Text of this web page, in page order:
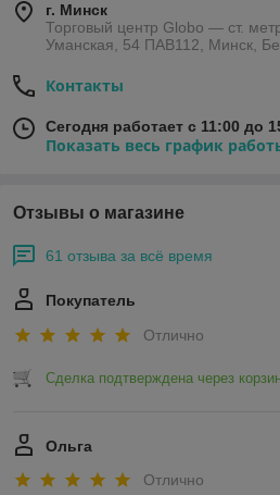
г. Минск
Торговый центр Globo — ст.
Уманская, 54 ПАВ112, Минск,
Контакты
Сегодня работает с 11:00 до
Показать весь график
Отзывы о магазине
61 отзыва за всё время
Покупатель
Отлично
Сделка подтверждена через
Ольга
Отлично